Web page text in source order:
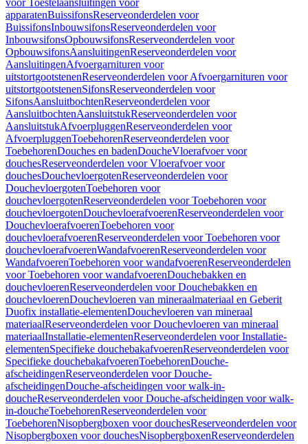
voor Toestelaansluitingen voor
apparatenBuissifonsReserveonderdelen voor
BuissifonsInbouwsifonsReserveonderdelen voor
InbouwsifonsOpbouwsifonsReserveonderdelen voor
OpbouwsifonsAansluitingenReserveonderdelen voor
AansluitingenAfvoergarnituren voor
uitstortgootstenenReserveonderdelen voor Afvoergarnituren voor
uitstortgootstenenSifonsReserveonderdelen voor
SifonsAansluitbochtenReserveonderdelen voor
AansluitbochtenAansluitstukReserveonderdelen voor
AansluitstukAfvoerpluggenReserveonderdelen voor
AfvoerpluggenToebehorenReserveonderdelen voor
ToebehorenDouches en badenDoucheVloerafvoer voor
douchesReserveonderdelen voor Vloerafvoer voor
douchesDouchevloergotenReserveonderdelen voor
DouchevloergotenToebehoren voor
douchevloergotenReserveonderdelen voor Toebehoren voor
douchevloergotenDouchevloerafvoerenReserveonderdelen voor
DouchevloerafvoerenToebehoren voor
douchevloerafvoerenReserveonderdelen voor Toebehoren voor
douchevloerafvoerenWandafvoerenReserveonderdelen voor
WandafvoerenToebehoren voor wandafvoerenReserveonderdelen
voor Toebehoren voor wandafvoerenDouchebakken en
douchevloerenReserveonderdelen voor Douchebakken en
douchevloerenDouchevloeren van mineraalmateriaal en Geberit
Duofix installatie-elementenDouchevloeren van mineraal
materiaalReserveonderdelen voor Douchevloeren van mineraal
materiaalInstallatie-elementenReserveonderdelen voor Installatie-
elementenSpecifieke douchebakafvoerenReserveonderdelen voor
Specifieke douchebakafvoerenToebehorenDouche-
afscheidingenReserveonderdelen voor Douche-
afscheidingenDouche-afscheidingen voor walk-in-
doucheReserveonderdelen voor Douche-afscheidingen voor walk-
in-doucheToebehorenReserveonderdelen voor
ToebehorenNisopbergboxen voor douchesReserveonderdelen voor
Nisopbergboxen voor douchesNisopbergboxenReserveonderdelen